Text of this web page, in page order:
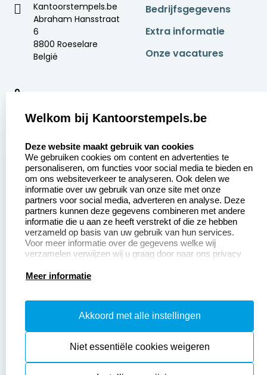
Kantoorstempels.be
Abraham Hansstraat
6
8800 Roeselare
België
9
Bedrijfsgegevens
Extra informatie
Onze vacatures
Aanvraag op maat
Betaling &
Verzending
Wederverkoper
worden
Contact opnemen
Veel gestelde vragen
Retourneren
Herroepingsrecht
Productinformatie:
Instructiepagina
Safety Sheets
Sitemap
Welkom bij Kantoorstempels.be
Deze website maakt gebruik van cookies
We gebruiken cookies om content en advertenties te
personaliseren, om functies voor social media te bieden en
om ons websiteverkeer te analyseren. Ook delen we
informatie over uw gebruik van onze site met onze
partners voor social media, adverteren en analyse. Deze
partners kunnen deze gegevens combineren met andere
informatie die u aan ze heeft verstrekt of die ze hebben
verzameld op basis van uw gebruik van hun services.
Voor meer informatie over de gegevens welke wij
verzamelen verwijzen wij u graag door naar ons privacy
Meer informatie
Akkoord met alle instellingen
Niet essentiële cookies weigeren